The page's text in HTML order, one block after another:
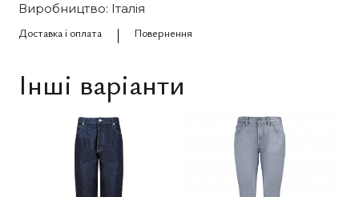
Виробництво: Італія
Доставка і оплата
Повернення
Інші варіанти